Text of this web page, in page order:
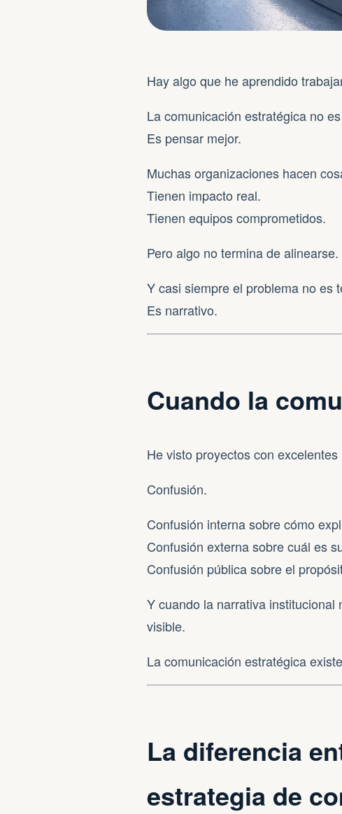
Hay algo que he aprendido
La comunicación estratégica no
Es pensar mejor.
Muchas organizaciones hacen
Tienen impacto real.
Tienen equipos comprometidos.
Pero algo no termina de alinearse.
Y casi siempre el problema no es
Es narrativo.
Cuando la
He visto proyectos con
Confusión.
Confusión interna sobre cómo
Confusión externa sobre cuál es
Confusión pública sobre el
Y cuando la narrativa
visible.
La comunicación estratégica
La diferencia
estrategia de